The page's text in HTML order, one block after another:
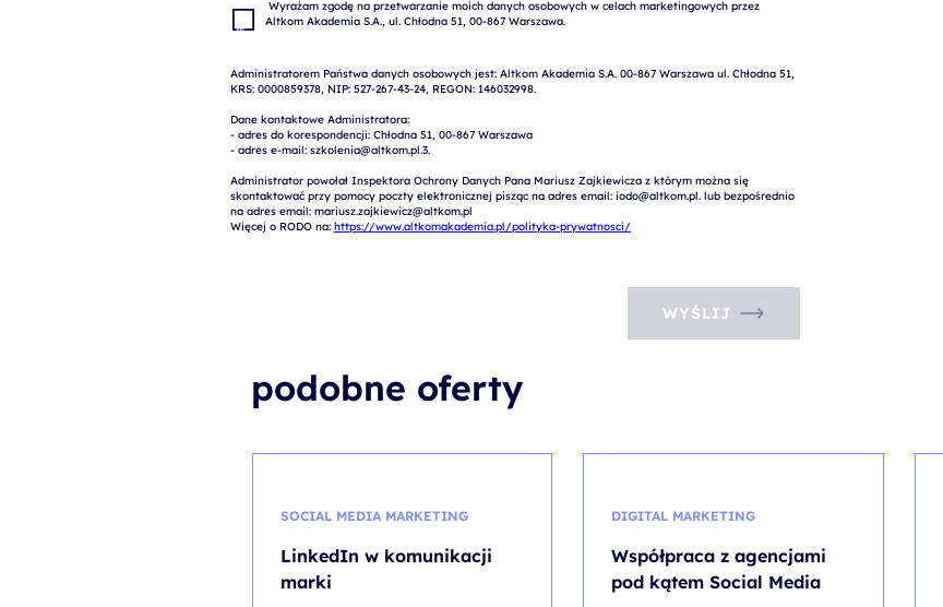
Administratorem Państwa danych osobowych jest: Altkom Akademia S.A. 00-867 Warszawa ul. Chłodna 51,
KRS: 0000859378, NIP: 527-267-43-24, REGON: 146032998.
Dane kontaktowe Administratora:
- adres do korespondencji: Chłodna 51, 00-867 Warszawa
- adres e-mail: szkolenia@altkom.pl.3.
Administrator powołał Inspektora Ochrony Danych Pana Mariusz Zajkiewicza z którym można się
skontaktować przy pomocy poczty elektronicznej pisząc na adres email: iodo@altkom.pl. lub bezpośrednio
na adres email: mariusz.zajkiewicz@altkom.pl
Więcej o RODO na: https://www.altkomakademia.pl/polityka-prywatnosci/
WYŚLIJ
podobne oferty
SOCIAL MEDIA MARKETING
LinkedIn w komunikacji
marki
DIGITAL MARKETING
Współpraca z agencjami
pod kątem Social Media